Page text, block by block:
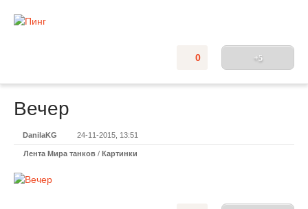
+5
0
Вечер
DanilaKG 24-11-2015, 13:51
Лента Мира танков / Картинки